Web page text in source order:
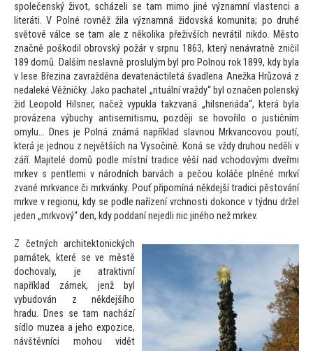
společenský život, scházeli se tam mimo jiné významní vlastenci a
literáti. V Polné rovněž žila významná židovská komunita; po druhé
světové válce se tam ale z několika přeživších nevrátil nikdo. Město
značně poškodil obrovský požár v srpnu 1863, který nenávratně zničil
189 domů. Dalším neslavně proslulým byl pro Polnou rok 1899, kdy byla
v lese Březina zavražděna devatenáctiletá švadlena Anežka Hrůzová z
nedaleké Věžničky. Jako pachatel „rituální vraždy“ byl označen polenský
žid Leopold Hilsner, načež vypukla takzvaná „hilsneriáda“, která byla
provázena výbuchy antisemitismu, později se hovořilo o justičním
omylu… Dnes je Polná známá například slavnou Mrkvancovou poutí,
která je jednou z největších na Vysočině. Koná se vždy druhou neděli v
září. Majitelé domů podle místní tradice věší nad vchodovými dveřmi
mrkev s pentlemi v národních barvách a pečou koláče plněné mrkví
zvané mrkvance či mrkvánky. Pouť připomíná někdejší tradici pěstování
mrkve v regionu, kdy se podle nařízení vrchnosti dokonce v týdnu držel
jeden „mrkvový“ den, kdy poddaní nejedli nic jiného než mrkev.
Z četných architektonických
památek, které se ve městě
dochovaly, je atraktivní
například zámek, jenž byl
vybudován z někdejšího
hradu. Dnes se tam nachází
sídlo muzea a jeho expozice,
návštěvníci mohou vidět